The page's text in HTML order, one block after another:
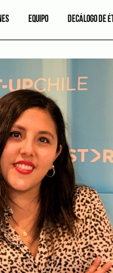
EQUIPO DECÁLOGO DE